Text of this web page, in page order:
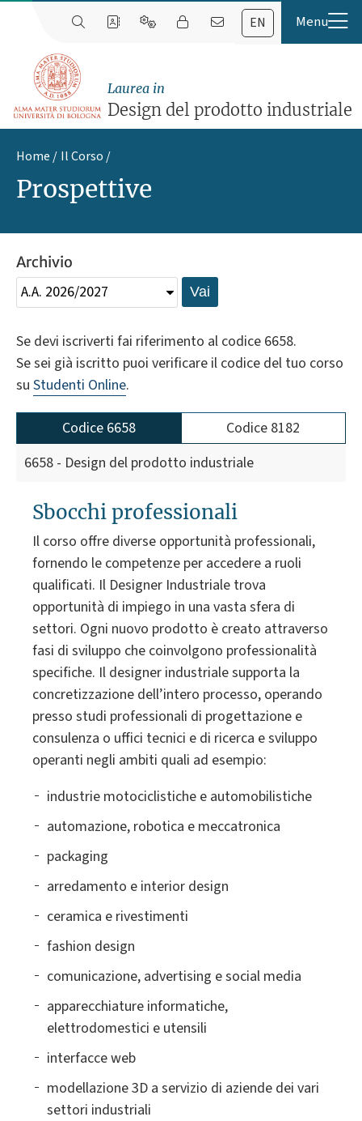
EN
Laurea in
Design del prodotto industriale
Home Il Corso
Prospettive
Se devi iscriverti fai riferimento al codice 6658.
Se sei già iscritto puoi verificare il codice del tuo corso
su Studenti Online.
Codice 6658
Codice 8182
6658 - Design del prodotto industriale
Sbocchi professionali
Il corso offre diverse opportunità professionali,
fornendo le competenze per accedere a ruoli
qualificati. Il Designer Industriale trova
opportunità di impiego in una vasta sfera di
settori. Ogni nuovo prodotto è creato attraverso
fasi di sviluppo che coinvolgono professionalità
specifiche. Il designer industriale supporta la
concretizzazione dell’intero processo, operando
presso studi professionali di progettazione e
consulenza o uffici tecnici e di ricerca e sviluppo
operanti negli ambiti quali ad esempio:
industrie motociclistiche e automobilistiche
automazione, robotica e meccatronica
packaging
arredamento e interior design
ceramica e rivestimenti
fashion design
comunicazione, advertising e social media
apparecchiature informatiche,
elettrodomestici e utensili
interfacce web
modellazione 3D a servizio di aziende dei vari
settori industriali
Archivio
Vai